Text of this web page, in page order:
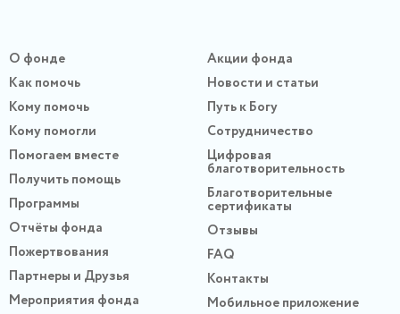
О фонде
Как помочь
Кому помочь
Кому помогли
Помогаем вместе
Получить помощь
Программы
Отчёты фонда
Пожертвования
Партнеры и Друзья
Мероприятия фонда
Акции фонда
Новости и статьи
Путь к Богу
Сотрудничество
Цифровая
благотворительность
Благотворительные
сертификаты
Отзывы
FAQ
Контакты
Мобильное приложение